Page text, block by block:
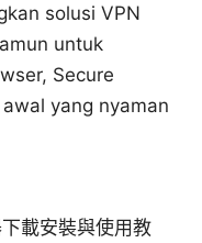
solusi VPN
untuk
Secure
yang nyaman
載安裝與使用教